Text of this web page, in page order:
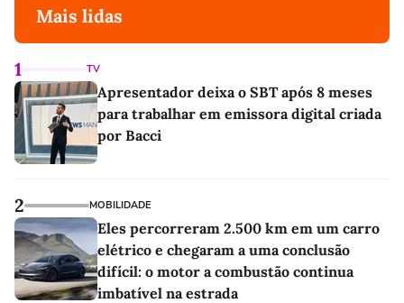
Mais lidas
1 TV
Apresentador deixa o SBT após 8 meses
para trabalhar em emissora digital criada
por Bacci
2 MOBILIDADE
Eles percorreram 2.500 km em um carro
elétrico e chegaram a uma conclusão
difícil: o motor a combustão continua
imbatível na estrada